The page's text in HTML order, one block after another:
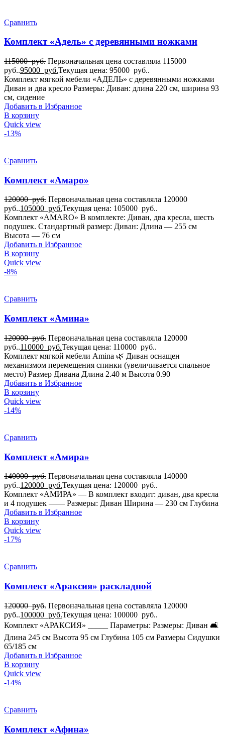
Сравнить
Комплект «Адель» с деревянными ножками
115000руб. Первоначальная цена составляла 115000
руб..95000 руб.Текущая цена: 95000 руб..
Комплект мягкой мебели «АДЕЛЬ» с деревянными ножками
Диван и два кресло Размеры: Диван: длина 220 см, ширина 93
см, сидение
Добавить в Избранное
В корзину
Quick view
-13%
Сравнить
Комплект «Амаро»
120000руб. Первоначальная цена составляла 120000
руб..105000 руб.Текущая цена: 105000 руб..
Комплект «АMARO» В комплекте: Диван, два кресла, шесть
подушек. Стандартный размер: Диван: Длина — 255 см
Высота — 76 см
Добавить в Избранное
В корзину
Quick view
-8%
Сравнить
Комплект «Амина»
120000руб. Первоначальная цена составляла 120000
руб..110000 руб.Текущая цена: 110000 руб..
Комплект мягкой мебели Amina 🌿 Диван оснащен
механизмом перемещения спинки (увеличивается спальное
место) Размер Дивана Длина 2.40 м Высота 0.90
Добавить в Избранное
В корзину
Quick view
-14%
Сравнить
Комплект «Амира»
140000руб. Первоначальная цена составляла 140000
руб..120000 руб.Текущая цена: 120000 руб..
Комплект «АМИРА» — В комплект входит: диван, два кресла
и 4 подушек —— Размеры: Диван Ширина — 230 см Глубина
Добавить в Избранное
В корзину
Quick view
-17%
Сравнить
Комплект «Араксия» раскладной
120000руб. Первоначальная цена составляла 120000
руб..100000 руб.Текущая цена: 100000 руб..
Комплект «АРАКСИЯ» _____ Параметры: Размеры: Диван 🛋️
Длина 245 см Высота 95 см Глубина 105 см Размеры Сидушки
65/185 см
Добавить в Избранное
В корзину
Quick view
-14%
Сравнить
Комплект «Афина»